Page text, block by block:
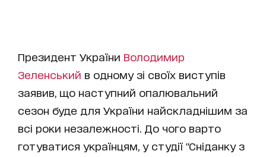
Президент України Володимир
Зеленський в одному зі своїх виступів
заявив, що наступний опалювальний
сезон буде для України найскладнішим за
всі роки незалежності. До чого варто
готуватися українцям, у студії "Сніданку з